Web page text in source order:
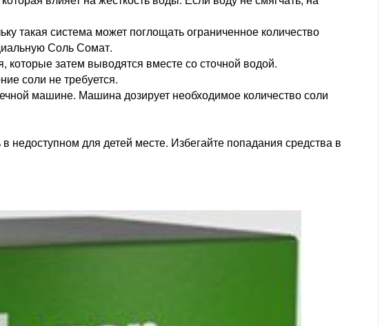
такая система может поглощать ограниченное количество
Соль Сомат.
затем выводятся вместе со сточной водой.
соли не требуется.
машине. Машина дозирует необходимое количество соли
для детей месте. Избегайте попадания средства в